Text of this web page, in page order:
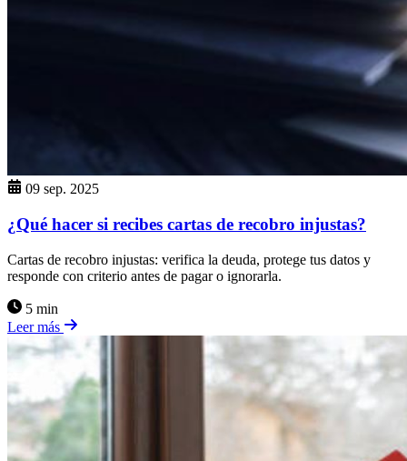
09 sep. 2025
¿Qué hacer si recibes cartas de recobro injustas?
Cartas de recobro injustas: verifica la deuda, protege tus datos y
responde con criterio antes de pagar o ignorarla.
5 min
Leer más